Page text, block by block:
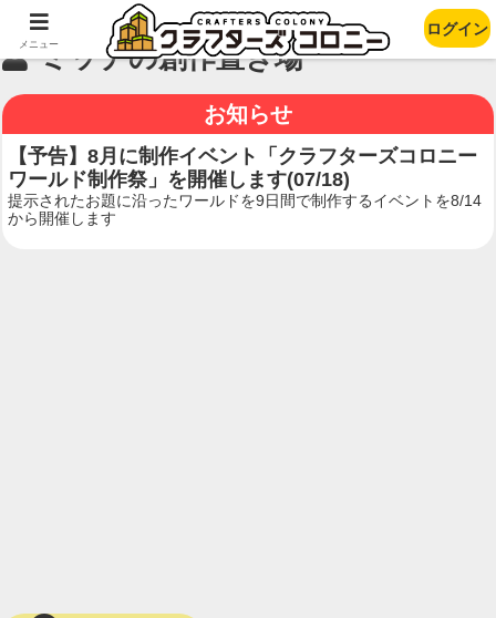
ミッチの創作置き場
お知らせ
【予告】8月に制作イベント「クラフターズコロニー
ワールド制作祭」を開催します(07/18)
提示されたお題に沿ったワールドを9日間で制作するイベントを8/14
から開催します
メニュー
ログイン